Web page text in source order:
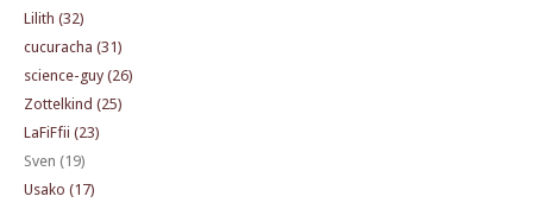
Lilith (32)
cucuracha (31)
science-guy (26)
Zottelkind (25)
LaFiFfii (23)
Sven (19)
Usako (17)